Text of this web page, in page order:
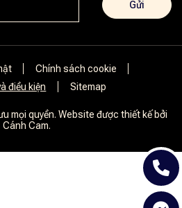
Chính sách cookie
điều kiện
Sitemap
mọi quyền. Website được thiết kế bởi
Cánh Cam.